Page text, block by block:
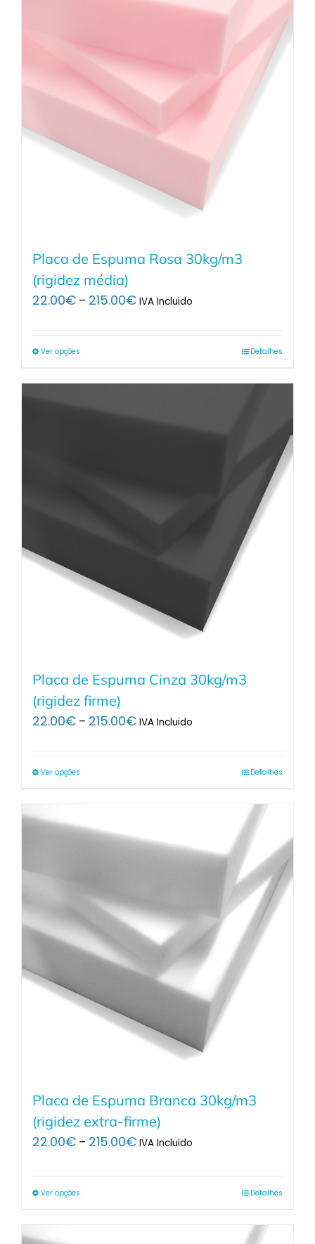
Placa de Espuma Rosa 30kg/m3
(rigidez média)
22.00€ – 215.00€Price
IVA Incluido
Ver opções Detalhes
Placa de Espuma Cinza 30kg/m3
(rigidez firme)
22.00€ – 215.00€Price
IVA Incluido
Ver opções Detalhes
Placa de Espuma Branca 30kg/m3
(rigidez extra-firme)
22.00€ – 215.00€Price
IVA Incluido
Ver opções Detalhes